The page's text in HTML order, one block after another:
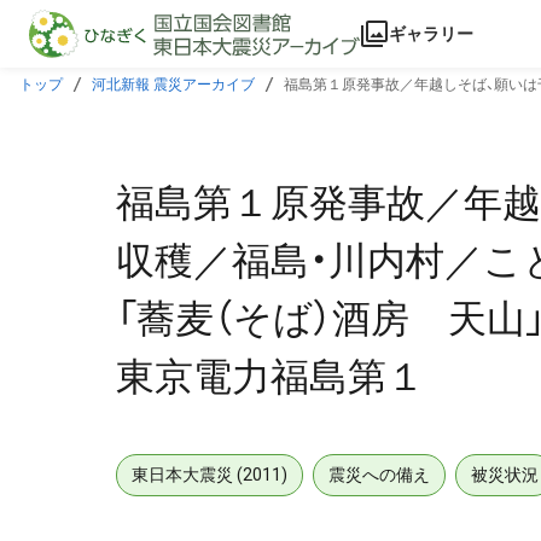
本文に飛ぶ
ギャラリー
トップ 河北新報 震災アーカイブ
福島第１原発事故／年越しそば、願い
福島第１原発事故／年
収穫／福島・川内村／
「蕎麦（そば）酒房 天
東京電力福島第１
東日本大震災 (2011) 震災への備え 被災状況